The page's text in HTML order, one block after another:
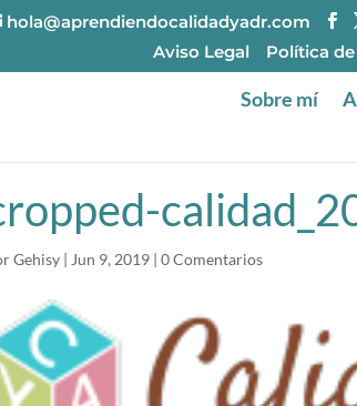
hola@aprendiendocalidadyadr.com
Aviso Legal
Política
Sobre mí
Gehisy | Jun 9, 2019 |0 Comentarios